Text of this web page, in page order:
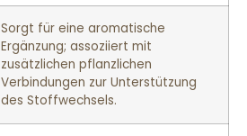
Sorgt für eine aromatische
Ergänzung; assoziiert mit
zusätzlichen pflanzlichen
Verbindungen zur Unterstützung
des Stoffwechsels.